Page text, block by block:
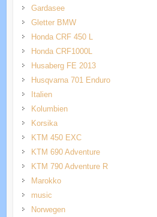
Gardasee
Gletter BMW
Honda CRF 450 L
Honda CRF1000L
Husaberg FE 2013
Husqvarna 701 Enduro
Italien
Kolumbien
Korsika
KTM 450 EXC
KTM 690 Adventure
KTM 790 Adventure R
Marokko
music
Norwegen